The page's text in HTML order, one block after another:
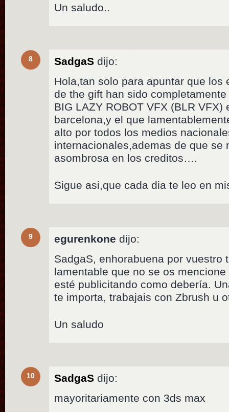
Un saludo..
8 SadgaS dijo:
Hola,tan solo para apuntar que los
de the gift han sido
BIG LAZY ROBOT VFX (BLR
barcelona,y el que
alto por todos los medios
internacionales,ademas de que se
asombrosa en los creditos….
Sigue asi,que cada dia te leo en
9 egurenkone dijo:
SadgaS, enhorabuena por vuestro
lamentable que no se os
esté publicitando como debería.
te importa, trabajais con Zbrush u
Un saludo
10 SadgaS dijo:
mayoritariamente con 3ds max